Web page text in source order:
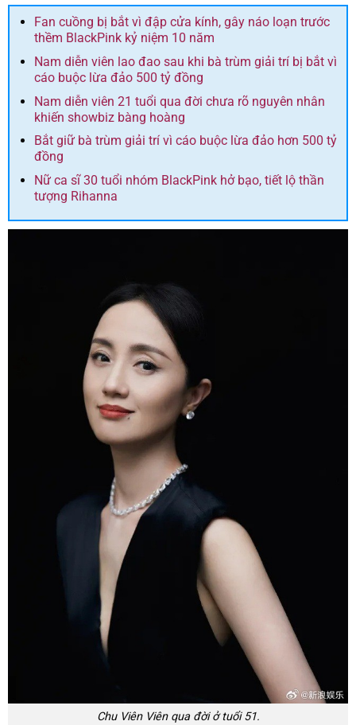
Fan cuồng bị bắt vì đập cửa kính, gây náo loạn trước
thềm BlackPink kỷ niệm 10 năm
Nam diễn viên lao đao sau khi bà trùm giải trí bị bắt vì
cáo buộc lừa đảo 500 tỷ đồng
Nam diễn viên 21 tuổi qua đời chưa rõ nguyên nhân
khiến showbiz bàng hoàng
Bắt giữ bà trùm giải trí vì cáo buộc lừa đảo hơn 500 tỷ
đồng
Nữ ca sĩ 30 tuổi nhóm BlackPink hở bạo, tiết lộ thần
tượng Rihanna
Chu Viên Viên qua đời ở tuổi 51.